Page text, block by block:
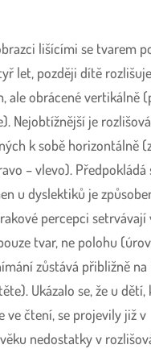
lišícími se tvarem
let, později dítě
ale obrácené vertikálně
Nejobtížnější je
k sobě horizontálně
– vlevo). Předpokládá
u dyslektiků je
percepci setrvávají
tvar, ne polohu
zůstává přibližně
Ukázalo se, že u dětí,
ve čtení, se projevily již v
nedostatky v